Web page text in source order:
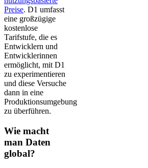
Preise. D1 umfasst
eine großzügige
kostenlose
Tarifstufe, die es
Entwicklern und
Entwicklerinnen
ermöglicht, mit D1
zu experimentieren
und diese Versuche
dann in eine
Produktionsumgebung
zu überführen.
Wie macht
man Daten
global?